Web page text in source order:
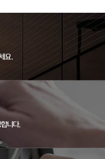
요.
니다.